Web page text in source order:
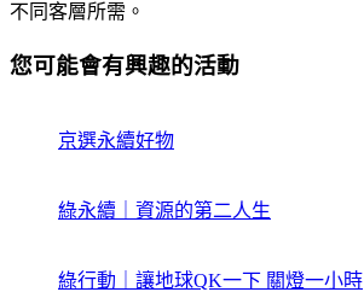
不同客層所需。
您可能會有興趣的活動
京選永續好物
綠永續｜資源的第二人生
綠行動｜讓地球QK一下 關燈一小時